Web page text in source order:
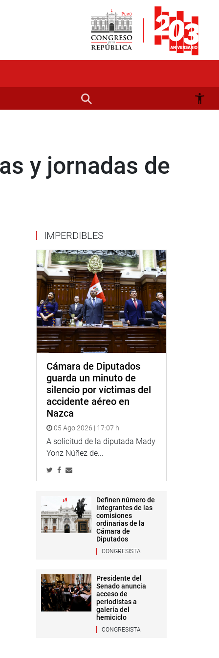
y jornadas de
IMPERDIBLES
Cámara de Diputados
guarda un minuto de
silencio por víctimas del
accidente aéreo en
Nazca
05 Ago 2026 | 17:07 h
A solicitud de la diputada Mady
Yonz Núñez de...
Definen número de
integrantes de las
comisiones
ordinarias de la
Cámara de
Diputados
CONGRESISTA
Presidente del
Senado anuncia
acceso de
periodistas a
galería del
hemiciclo
CONGRESISTA